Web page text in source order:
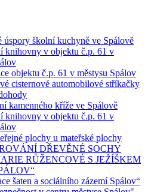
úspory školní kuchyně ve Spálově
knihovny v objektu č.p. 61 v
objektu č.p. 61 v městysu Spálov
cisternové automobilové stříkačky
kamenného kříže ve Spálově
knihovny v objektu č.p. 61 v
plochy u mateřské plochy
DŘEVĚNÉ SOCHY
RŮŽENCOVÉ S JEŽÍŠKEM
šaten a sociálního zázemí Spálov“